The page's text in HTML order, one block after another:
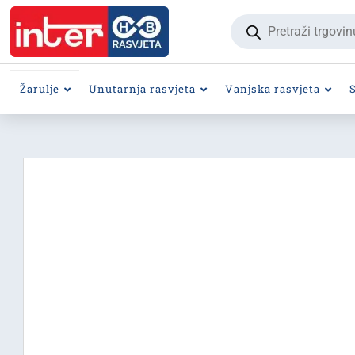
Products
search
Žarulje Unutarnja rasvjeta Vanjska rasvjeta